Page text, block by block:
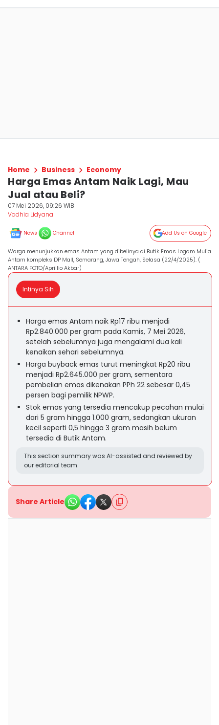
Home Business Economy
Harga Emas Antam Naik Lagi, Mau
Jual atau Beli?
07 Mei 2026, 09:26 WIB
Vadhia Lidyana
News Channel Add Us on Google
Warga menunjukkan emas Antam yang dibelinya di Butik Emas Logam Mulia
Antam kompleks DP Mall, Semarang, Jawa Tengah, Selasa (22/4/2025). (
ANTARA FOTO/Aprillio Akbar)
Intinya Sih
Harga emas Antam naik Rp17 ribu menjadi
Rp2.840.000 per gram pada Kamis, 7 Mei 2026,
setelah sebelumnya juga mengalami dua kali
kenaikan sehari sebelumnya.
Harga buyback emas turut meningkat Rp20 ribu
menjadi Rp2.645.000 per gram, sementara
pembelian emas dikenakan PPh 22 sebesar 0,45
persen bagi pemilik NPWP.
Stok emas yang tersedia mencakup pecahan mulai
dari 5 gram hingga 1.000 gram, sedangkan ukuran
kecil seperti 0,5 hingga 3 gram masih belum
tersedia di Butik Antam.
This section summary was AI-assisted and reviewed by
our editorial team.
Share Article